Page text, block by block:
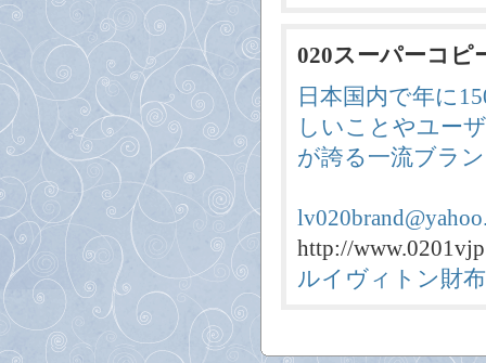
020スーパーコピ
日本国内で年に
しいことやユー
が誇る一流ブラ
http://
ルイヴィトン財